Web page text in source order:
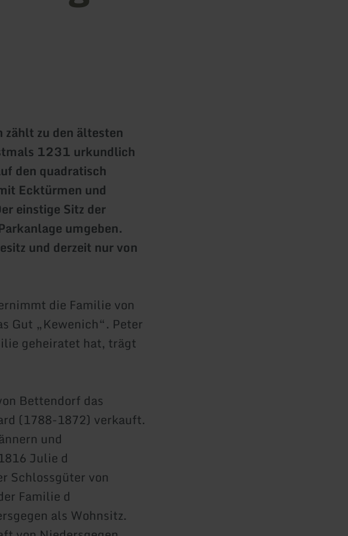
zählt zu den ältesten
1231 urkundlich
den quadratisch
Ecktürmen und
einstige Sitz der
umgeben.
und derzeit nur von
die Familie von
Gut „Kewenich“. Peter
geheiratet hat, trägt
Bettendorf das
(1788-1872) verkauft.
und
Julie d
Schlossgüter von
Familie d
als Wohnsitz.